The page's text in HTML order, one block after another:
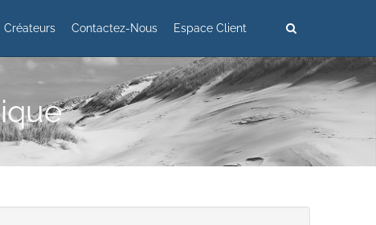
Créateurs Contactez-Nous Espace Client